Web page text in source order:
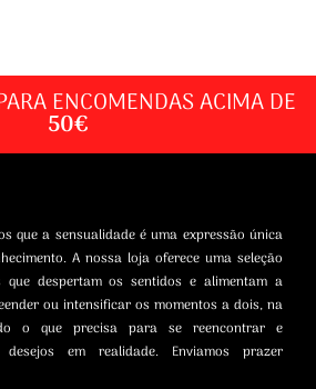
ENCOMENDAS ACIMA DE
50€
que a sensualidade é uma expressão única
A nossa loja oferece uma seleção
despertam os sentidos e alimentam a
ou intensificar os momentos a dois, na
o que precisa para se reencontrar e
em realidade. Enviamos prazer